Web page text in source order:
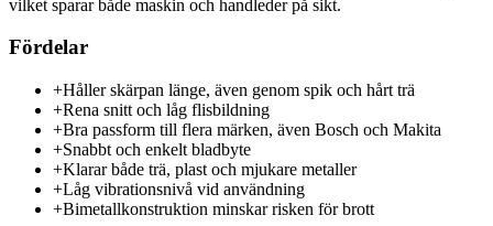
vilket sparar både maskin och handleder på sikt.
Fördelar
+Håller skärpan länge, även genom spik och hårt trä
+Rena snitt och låg flisbildning
+Bra passform till flera märken, även Bosch och Makita
+Snabbt och enkelt bladbyte
+Klarar både trä, plast och mjukare metaller
+Låg vibrationsnivå vid användning
+Bimetallkonstruktion minskar risken för brott